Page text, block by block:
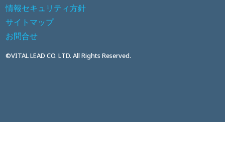
情報セキュリティ方針
サイトマップ
お問合せ
©VITAL LEAD CO. LTD. All Rights Reserved.